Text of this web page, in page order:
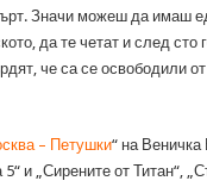
Значи можеш да имаш
да те четат и след
че са се освободили
– Петушки“ на
5“ и „Сирените от Титан“,